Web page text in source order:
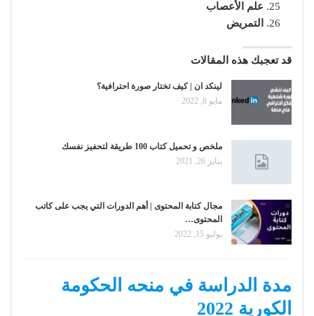
علم الأعصاب
التمريض
قد تعجبك هذه المقالات
لينكد ان | كيف تختار صورة احترافية؟
مايو 8, 2022
ملخص و تحميل كتاب 100 طريقة لتحفيز نفسك
يناير 26, 2021
مجال كتابة المحتوى | أهم الدورات التي يجب على كاتب
المحتوى…
يوليو 15, 2022
مدة الدراسة في منحه الحكومة
الكورية 2022